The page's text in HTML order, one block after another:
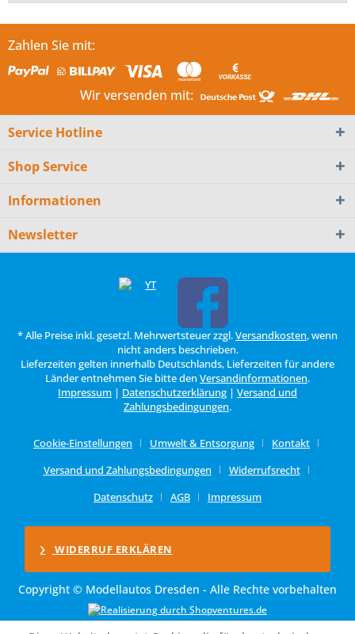
Zahlen Sie mit:
Wir versenden mit:
Service Hotline
Shop Service
Informationen
Newsletter
* Alle Preise inkl. gesetzl. Mehrwertsteuer zzgl.Versandkosten, wenn
nicht anders beschrieben.
Lieferzeiten gelten innerhalb Deutschlands, Lieferzeiten für andere
Länder entnehmen Sie bitte den Versandinformationen.
Impressum | Datenschutzerklärung | Versand und
Zahlungsbedingungen.
Cookie-Einstellungen Umwelt & Entsorgung
Kontakt
Versand und Zahlungsbedingungen
Widerrufsrecht
Datenschutz
AGB Impressum
WIDERRUF ERKLÄREN
Copyright © Modellautos Dresden - Alle Rechte vorbehalten